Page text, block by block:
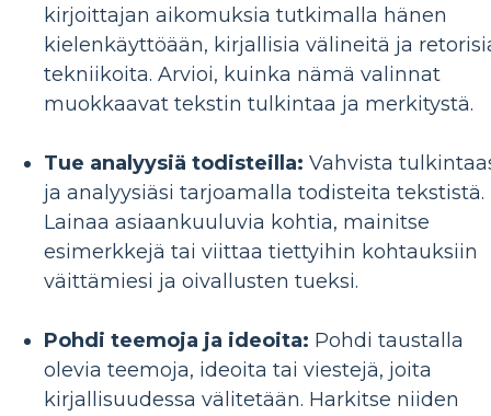
kirjoittajan aikomuksia tutkimalla hänen
kielenkäyttöään, kirjallisia välineitä ja
tekniikoita. Arvioi, kuinka nämä valinnat
muokkaavat tekstin tulkintaa ja merkitystä.
Tue analyysiä todisteilla: Vahvista
ja analyysiäsi tarjoamalla todisteita tekstistä.
Lainaa asiaankuuluvia kohtia, mainitse
esimerkkejä tai viittaa tiettyihin kohtauksiin
väittämiesi ja oivallusten tueksi.
Pohdi teemoja ja ideoita: Pohdi taustalla
olevia teemoja, ideoita tai viestejä, joita
kirjallisuudessa välitetään. Harkitse niiden